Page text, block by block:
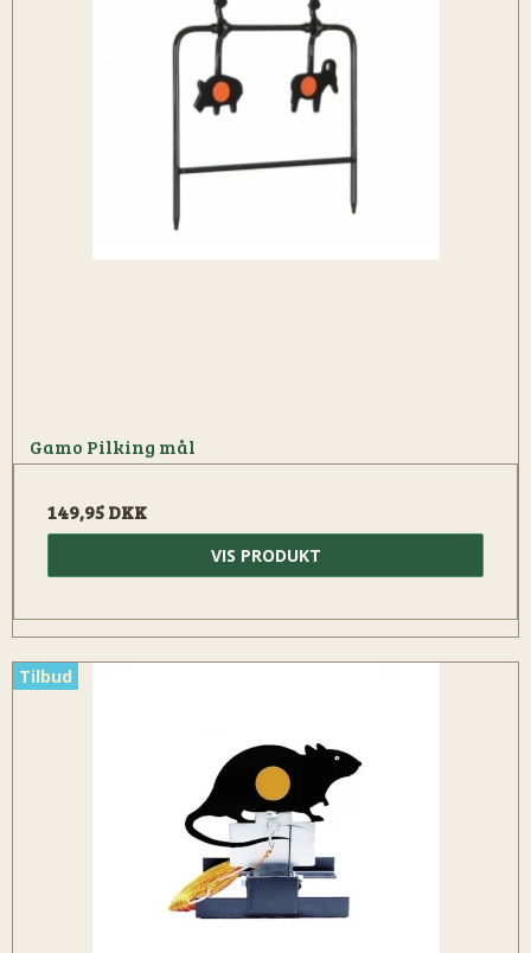
Gamo Pilking mål
149,95 DKK
VIS PRODUKT
Tilbud